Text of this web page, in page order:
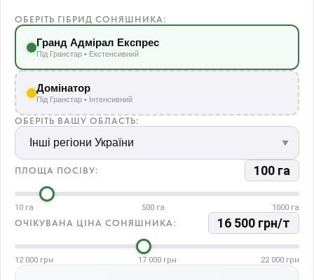
ОБЕРІТЬ ГІБРИД СОНЯШНИКА:
Гранд Адмірал Експрес
Під Гранстар • Екстенсивний
Домінатор
Під Гранстар • Інтенсивний
ОБЕРІТЬ ВАШУ ОБЛАСТЬ:
ПЛОЩА ПОСІВУ: 100 га
10 га 500 га 1000 га
ОЧІКУВАНА ЦІНА СОНЯШНИКА: 16 500 грн/т
12 000 грн 17 000 грн 22 000 грн